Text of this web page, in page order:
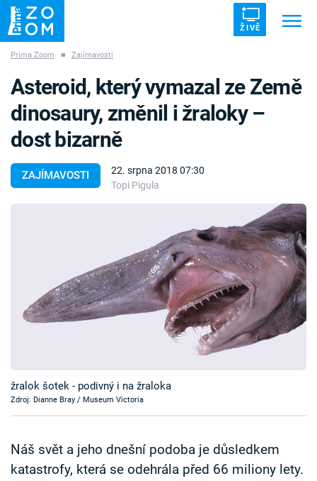
ŽIVĚ
ZÁHADY VETŘELCI DÁVNOVĚKU
Témata
TV Program
Sledujte nás
Prima Zoom ■ Zajímavosti
ZAJÍMAVOSTI
22. srpna 2018 07:30
Topi Pigula
Asteroid, který vymazal ze Země
dinosaury, změnil i žraloky –
dost bizarně
žralok šotek - podivný i na žraloka
Zdroj: Dianne Bray / Museum Victoria
Náš svět a jeho dnešní podoba je důsledkem
katastrofy, která se odehrála před 66 miliony lety.